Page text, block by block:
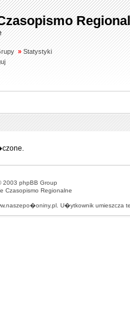
» Statystyki
2003 phpBB Group
Czasopismo Regionalne
U�ytkownik